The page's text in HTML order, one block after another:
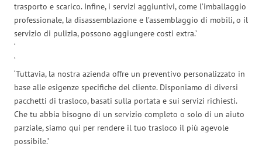
trasporto e scarico. Infine, i servizi aggiuntivi, come l’imballaggio
professionale, la disassemblazione e l’assemblaggio di mobili, o il
servizio di pulizia, possono aggiungere costi extra.’
‘
‘
‘Tuttavia, la nostra azienda offre un preventivo personalizzato in
base alle esigenze specifiche del cliente. Disponiamo di diversi
pacchetti di trasloco, basati sulla portata e sui servizi richiesti.
Che tu abbia bisogno di un servizio completo o solo di un aiuto
parziale, siamo qui per rendere il tuo trasloco il più agevole
possibile.’